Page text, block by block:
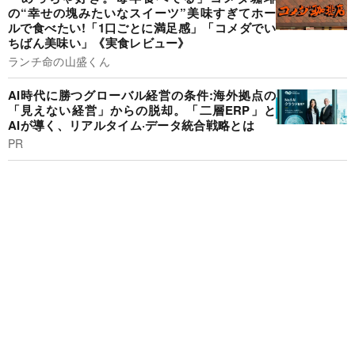
の“幸せの塊みたいなスイーツ”美味すぎてホー
ルで食べたい!「1口ごとに満足感」「コメダでい
ちばん美味い」《実食レビュー》
ランチ命の山盛くん
AI時代に勝つグローバル経営の条件:海外拠点の
「見えない経営」からの脱却。「二層ERP」と
AIが導く、リアルタイム·データ統合戦略とは
PR